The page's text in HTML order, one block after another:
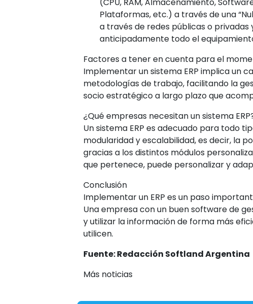
Plataformas, etc.) a través de una
a través de redes públicas o
anticipadamente todo el
Factores a tener en cuenta para el
Implementar un sistema ERP implica un
metodologías de trabajo, facilitando la
socio estratégico a largo plazo que
¿Qué empresas necesitan un sistema
Un sistema ERP es adecuado para todo
modularidad y escalabilidad, es decir, la
gracias a los distintos módulos
que pertenece, puede personalizar y
Conclusión
Implementar un ERP es un paso
Una empresa con un buen software de
y utilizar la información de forma más
utilicen.
Fuente: Redacción Softland Argentina
Más noticias